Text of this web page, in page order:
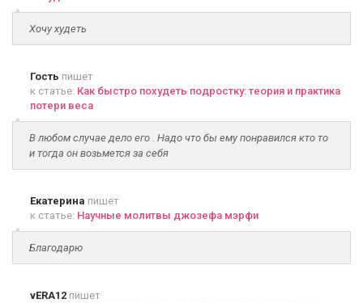
Хочу худеть
Гость пишет
к статье: Как быстро похудеть подростку: теория и практика
потери веса
В любом случае дело его . Надо что бы ему понравился кто то
и тогда он возьмется за себя
Екатерина пишет
к статье: Научные молитвы джозефа мэрфи
Благодарю
vERA12 пишет